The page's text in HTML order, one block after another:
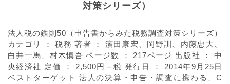
対策シリーズ）
法人税の鉄則50（申告書からみた税務調査対策シリーズ）
カテゴリ ： 税務 著者 ： 濱田康宏、岡野訓、内藤忠大、
白井一馬、村木慎吾 ページ数 ： 217ページ 出版社 ： 中
央経済社 定価 ： 2,500円＋税 発行日 ： 2014年9月25日
ベストターゲット 法人の決算・申告・調査に携わる、C